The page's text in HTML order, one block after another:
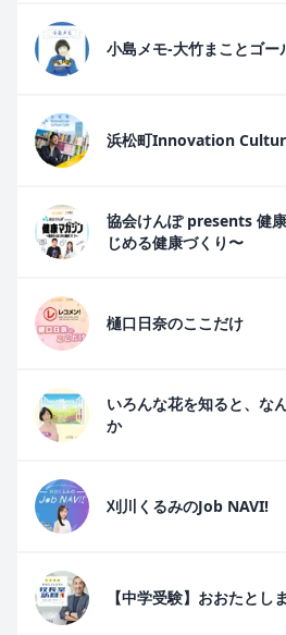
小島メモ-大竹まことゴー
浜松町Innovation
協会けんぽ presents 健
じめる健康づくり〜
樋口日奈のここだけ
いろんな花を知ると、な
か
刈川くるみのJob NAVI!
【中学受験】おおたとし